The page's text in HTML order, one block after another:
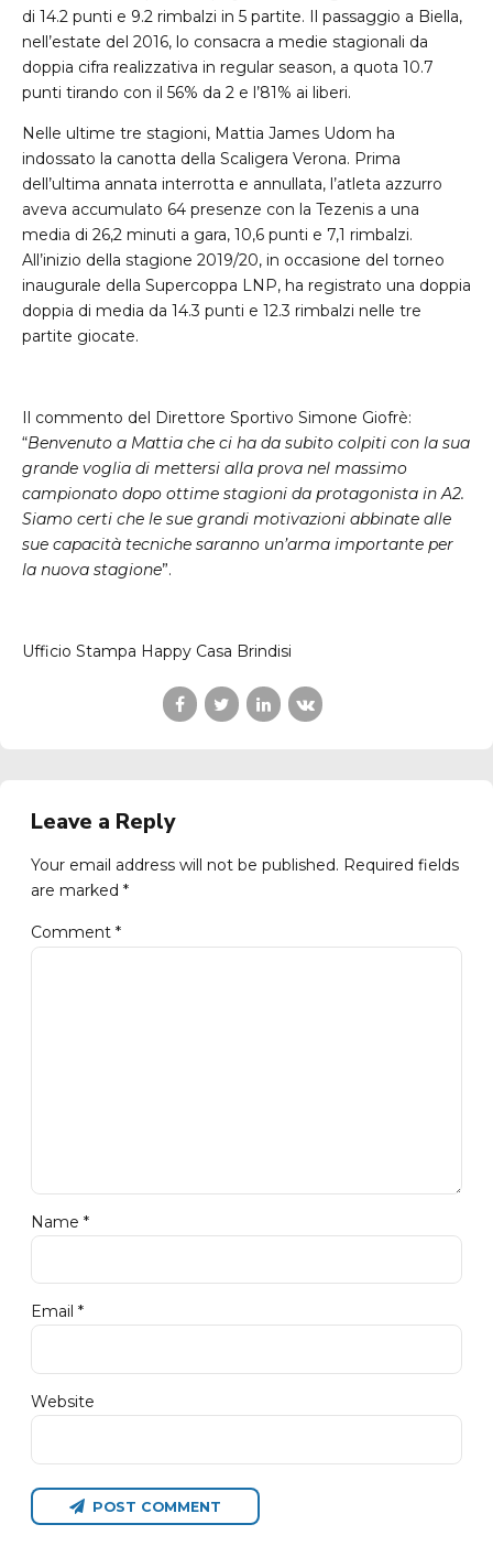
di 14.2 punti e 9.2 rimbalzi in 5 partite. Il passaggio a Biella,
nell’estate del 2016, lo consacra a medie stagionali da
doppia cifra realizzativa in regular season, a quota 10.7
punti tirando con il 56% da 2 e l’81% ai liberi.
Nelle ultime tre stagioni, Mattia James Udom ha
indossato la canotta della Scaligera Verona. Prima
dell’ultima annata interrotta e annullata, l’atleta azzurro
aveva accumulato 64 presenze con la Tezenis a una
media di 26,2 minuti a gara, 10,6 punti e 7,1 rimbalzi.
All’inizio della stagione 2019/20, in occasione del torneo
inaugurale della Supercoppa LNP, ha registrato una doppia
doppia di media da 14.3 punti e 12.3 rimbalzi nelle tre
partite giocate.
Il commento del Direttore Sportivo Simone Giofrè:
“Benvenuto a Mattia che ci ha da subito colpiti con la sua
grande voglia di mettersi alla prova nel massimo
campionato dopo ottime stagioni da protagonista in A2.
Siamo certi che le sue grandi motivazioni abbinate alle
sue capacità tecniche saranno un’arma importante per
la nuova stagione”.
Ufficio Stampa Happy Casa Brindisi
Leave a Reply
Your email address will not be published. Required fields
are marked *
Comment *
Name *
Email *
Website
POST COMMENT